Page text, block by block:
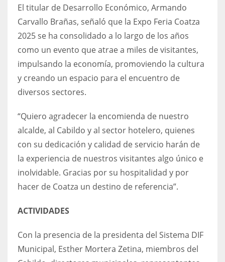
El titular de Desarrollo Económico, Armando
Carvallo Brañas, señaló que la Expo Feria Coatza
2025 se ha consolidado a lo largo de los años
como un evento que atrae a miles de visitantes,
impulsando la economía, promoviendo la cultura
y creando un espacio para el encuentro de
diversos sectores.
“Quiero agradecer la encomienda de nuestro
alcalde, al Cabildo y al sector hotelero, quienes
con su dedicación y calidad de servicio harán de
la experiencia de nuestros visitantes algo único e
inolvidable. Gracias por su hospitalidad y por
hacer de Coatza un destino de referencia”.
ACTIVIDADES
Con la presencia de la presidenta del Sistema DIF
Municipal, Esther Mortera Zetina, miembros del